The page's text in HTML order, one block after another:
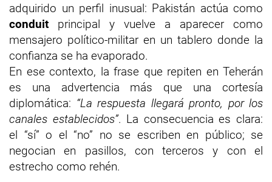
adquirido un perfil inusual: Pakistán actúa como
conduit principal y vuelve a aparecer como
mensajero político-militar en un tablero donde la
confianza se ha evaporado.
En ese contexto, la frase que repiten en Teherán
es una advertencia más que una cortesía
diplomática: “La respuesta llegará pronto, por los
canales establecidos”. La consecuencia es clara:
el “sí” o el “no” no se escriben en público; se
negocian en pasillos, con terceros y con el
estrecho como rehén.